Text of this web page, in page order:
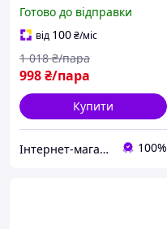
Готово до відправки
від 100₴/міс
998₴/пара
1 018 ₴/пара
Купити
Інтернет-магазин DasHocker 100%